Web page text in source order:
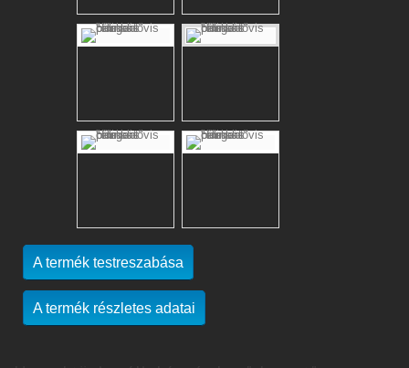
A termék testreszabása
A termék részletes adatai